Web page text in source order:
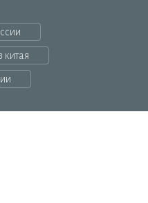
китая
437(2) ГК РФ